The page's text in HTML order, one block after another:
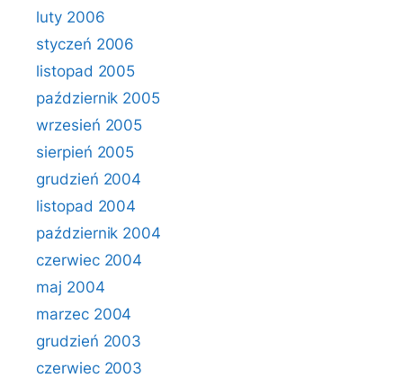
luty 2006
styczeń 2006
listopad 2005
październik 2005
wrzesień 2005
sierpień 2005
grudzień 2004
listopad 2004
październik 2004
czerwiec 2004
maj 2004
marzec 2004
grudzień 2003
czerwiec 2003